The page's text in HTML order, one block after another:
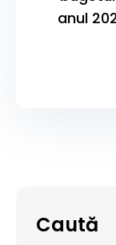
anul
Caută